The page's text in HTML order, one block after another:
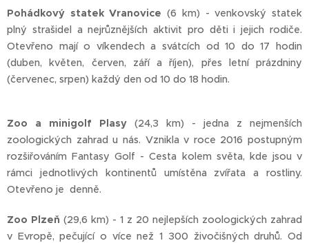
Pohádkový statek Vranovice (6 km) - venkovský statek
plný strašidel a nejrůznějších aktivit pro děti i jejich rodiče.
Otevřeno mají o víkendech a svátcích od 10 do 17 hodin
(duben, květen, červen, září a říjen), přes letní prázdniny
(červenec, srpen) každý den od 10 do 18 hodin.
Zoo a minigolf Plasy (24,3 km) - jedna z nejmenších
zoologických zahrad u nás. Vznikla v roce 2016 postupným
rozšiřováním Fantasy Golf - Cesta kolem světa, kde jsou v
rámci jednotlivých kontinentů umístěna zvířata a rostliny.
Otevřeno je denně.
Zoo Plzeň (29,6 km) - 1 z 20 nejlepších zoologických zahrad
v Evropě, pečující o více než 1 300 živočišných druhů. Od